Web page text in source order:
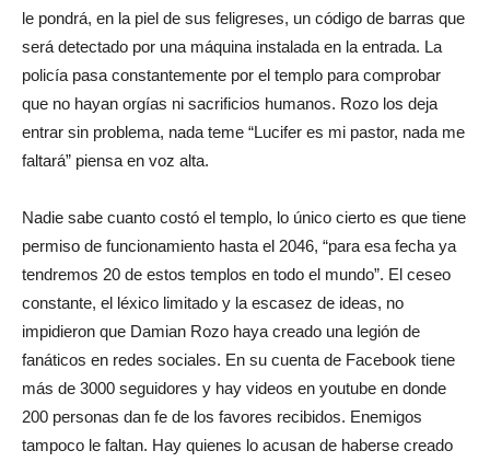
le pondrá, en la piel de sus feligreses, un código de barras que
será detectado por una máquina instalada en la entrada. La
policía pasa constantemente por el templo para comprobar
que no hayan orgías ni sacrificios humanos. Rozo los deja
entrar sin problema, nada teme “Lucifer es mi pastor, nada me
faltará” piensa en voz alta.
Nadie sabe cuanto costó el templo, lo único cierto es que tiene
permiso de funcionamiento hasta el 2046, “para esa fecha ya
tendremos 20 de estos templos en todo el mundo”. El ceseo
constante, el léxico limitado y la escasez de ideas, no
impidieron que Damian Rozo haya creado una legión de
fanáticos en redes sociales. En su cuenta de Facebook tiene
más de 3000 seguidores y hay videos en youtube en donde
200 personas dan fe de los favores recibidos. Enemigos
tampoco le faltan. Hay quienes lo acusan de haberse creado